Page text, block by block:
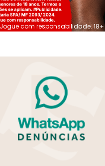
Jogue com responsabilidade. 18+